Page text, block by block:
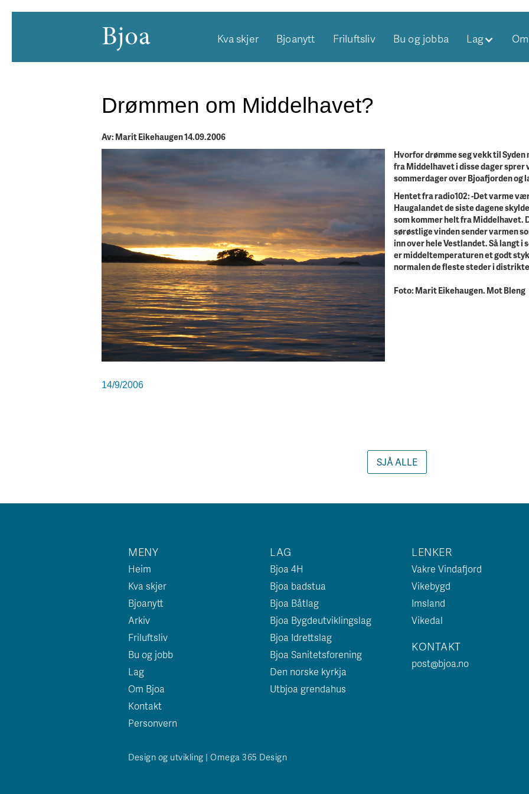
Bjoa Kva skjer Bjoanytt Friluftsliv Bu og jobba Lag
Drømmen om Middelhavet?
Av: Marit Eikehaugen 14.09.2006
Hvorfor drømme seg vekk til Syden
fra Middelhavet i disse dager sprer
sommerdager over Bjoafjorden og
Hentet fra radio102: -Det varme
Haugalandet de siste dagene
som kommer helt fra Middelhavet.
sørøstlige vinden sender varmen
inn over hele Vestlandet. Så langt i
er middeltemperaturen et godt
normalen de fleste steder i
Foto: Marit Eikehaugen. Mot Bleng
14/9/2006
SJÅ ALLE
MENY
Heim
Kva skjer
Bjoanytt
Arkiv
Friluftsliv
Bu og jobb
Lag
Om Bjoa
Kontakt
Personvern
LAG
Bjoa 4H
Bjoa badstua
Bjoa Båtlag
Bjoa Bygdeutviklingslag
Bjoa Idrettslag
Bjoa Sanitetsforening
Den norske kyrkja
Utbjoa grendahus
LENKER
Vakre Vindafjord
Vikebygd
Imsland
Vikedal
KONTAKT
post@bjoa.no
Design og utvikling | Omega 365 Design